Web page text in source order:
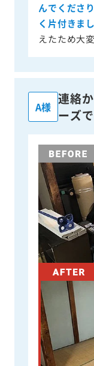
んでくださ
く片付きまし
えたため大
A様
連絡
ーズ